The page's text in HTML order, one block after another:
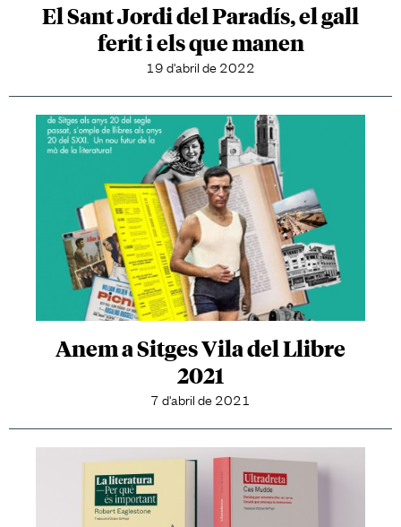
El Sant Jordi del Paradís, el gall
ferit i els que manen
19 d'abril de 2022
Anem a Sitges Vila del Llibre
2021
7 d'abril de 2021